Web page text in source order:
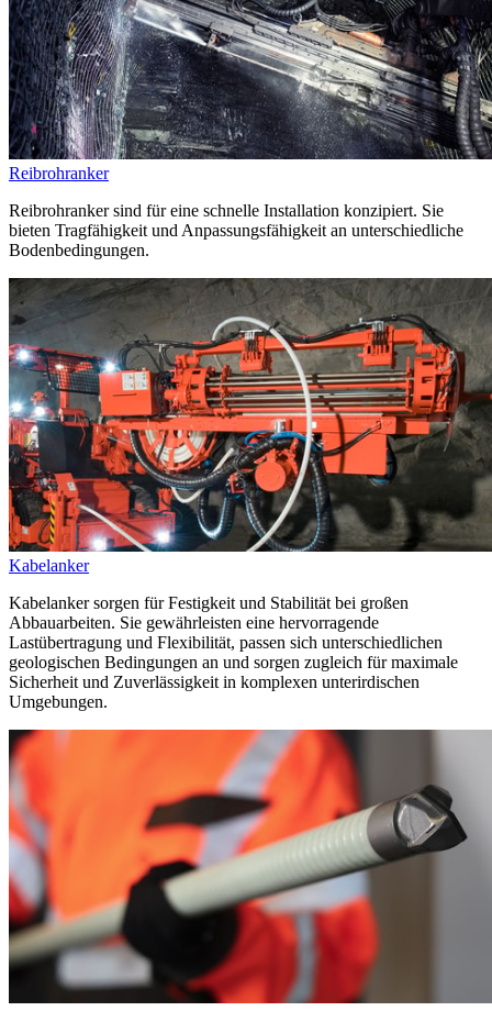
Reibrohranker
Reibrohranker sind für eine schnelle Installation konzipiert. Sie
bieten Tragfähigkeit und Anpassungsfähigkeit an unterschiedliche
Bodenbedingungen.
Kabelanker
Kabelanker sorgen für Festigkeit und Stabilität bei großen
Abbauarbeiten. Sie gewährleisten eine hervorragende
Lastübertragung und Flexibilität, passen sich unterschiedlichen
geologischen Bedingungen an und sorgen zugleich für maximale
Sicherheit und Zuverlässigkeit in komplexen unterirdischen
Umgebungen.